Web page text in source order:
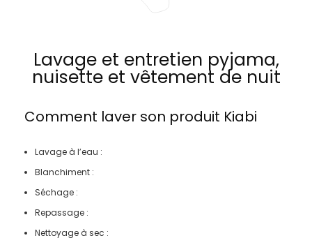
Lavage et entretien pyjama,
nuisette et vêtement de nuit
Comment laver son produit Kiabi
Lavage à l’eau :
Blanchiment :
Séchage :
Repassage :
Nettoyage à sec :